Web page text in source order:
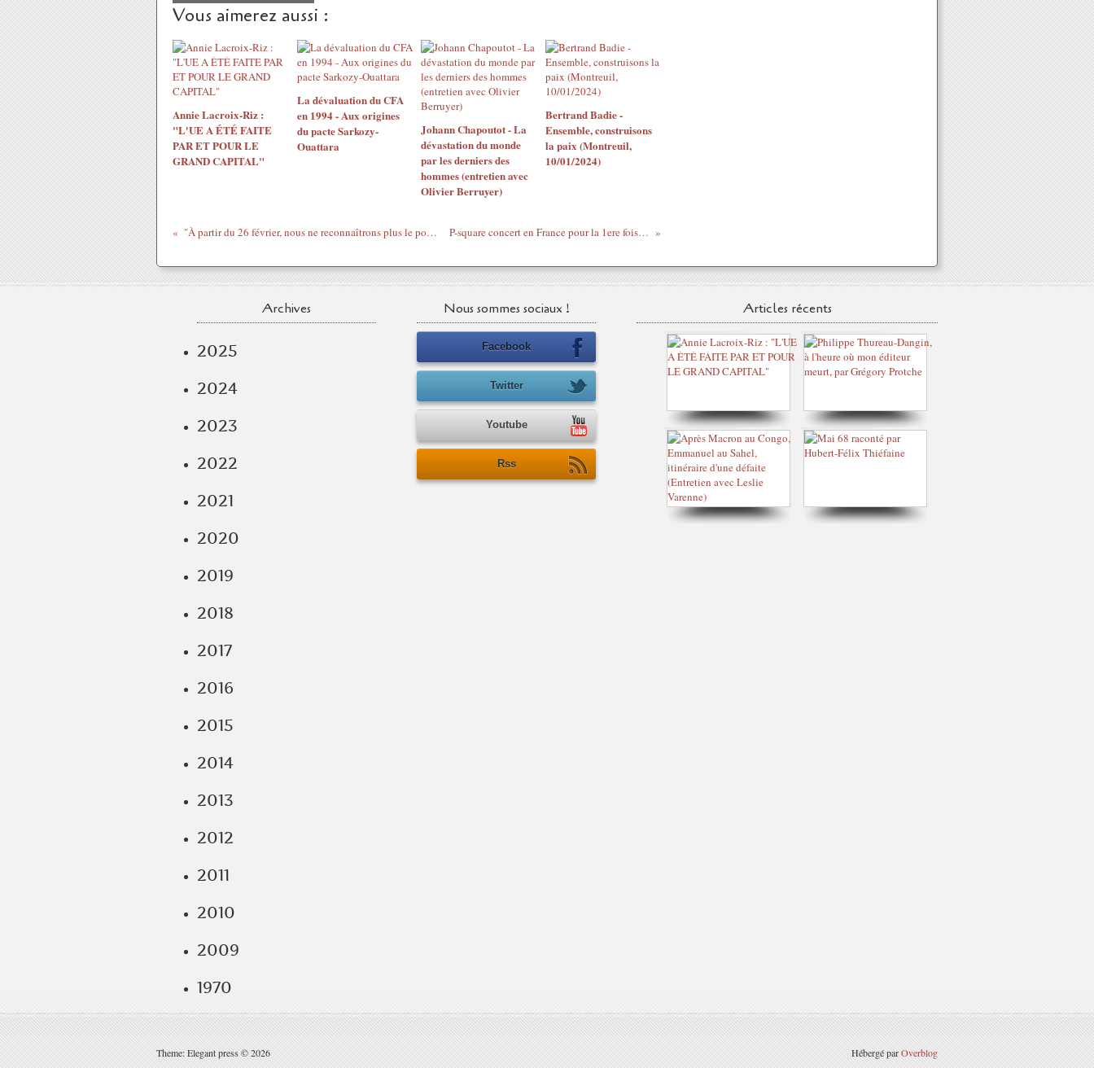
Vous aimerez aussi :
Annie Lacroix-Riz :
"L'UE A ÉTÉ FAITE
PAR ET POUR LE
GRAND CAPITAL"
La dévaluation du CFA
en 1994 - Aux origines
du pacte Sarkozy-
Ouattara
Johann Chapoutot - La
dévastation du monde
par les derniers des
hommes (entretien avec
Olivier Berruyer)
Bertrand Badie -
Ensemble, construisons
la paix (Montreuil,
10/01/2024)
"À partir du 26 février, nous ne reconnaîtrons plus le pouvoir de Wade !" - Malick Noël Seck P-square concert en France pour la 1ere fois au dockpullman 3 mars 2012
Archives
2025
2024
2023
2022
2021
2020
2019
2018
2017
2016
2015
2014
2013
2012
2011
2010
2009
1970
Nous sommes sociaux !
Facebook
Twitter
Youtube
Rss
Articles récents
Theme: Elegant press © 2026 Hébergé parOverblog